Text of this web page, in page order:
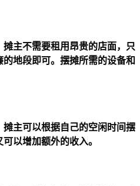
主不需要租用昂贵的店面，只
地段即可。摆摊所需的设备和
主可以根据自己的空闲时间摆
以增加额外的收入。